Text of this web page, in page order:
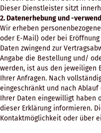
Dieser Dienstleister sitzt
2. Datenerhebung und -
Wir erheben
oder E-Mail) oder bei
Daten zwingend zur
Angabe die Bestellung und/
werden, ist aus den jeweiligen
Ihrer Anfragen. Nach
eingeschränkt und nach
Ihrer Daten eingewilligt haben
dieser Erklärung informieren.
Kontaktmöglichkeit oder über